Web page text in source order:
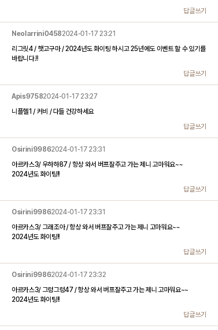
답글쓰기
Neolarrini04582024-01-17 23:21
리그릿4 / 햇고구마 / 2024년도 화이팅 하시고 25년에도 이벤트 할 수 있기를
바랍니다.!!
답글쓰기
Apis97582024-01-17 23:27
니플헬1 / 커비 / 다들 건강하세요
답글쓰기
Osirini99862024-01-17 23:31
아르카스3/ 우하하87 / 항상 와서 버프잘주고 가는 제니 고마워요~~
2024년도 화이팅!!
답글쓰기
Osirini99862024-01-17 23:31
아르카스3/ 그래조아 / 항상 와서 버프잘주고 가는 제니 고마워요~~
2024년도 화이팅!!
답글쓰기
Osirini99862024-01-17 23:32
아르카스3/ 그렁그렁47 / 항상 와서 버프잘주고 가는 제니 고마워요~~
2024년도 화이팅!!
답글쓰기